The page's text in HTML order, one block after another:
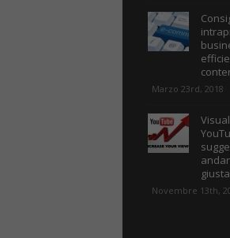
Marzo 23rd, 2018
Novembre 13th,